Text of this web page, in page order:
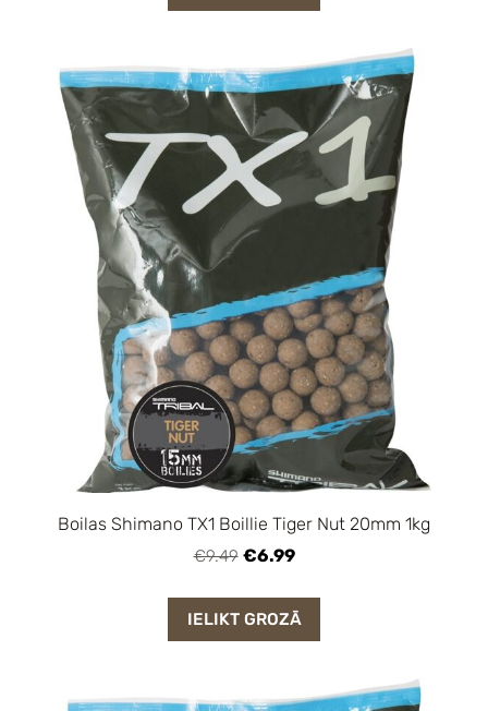
Boilas Shimano TX1 Boillie Tiger Nut 20mm 1kg
€9.49 €6.99
IELIKT GROZĀ